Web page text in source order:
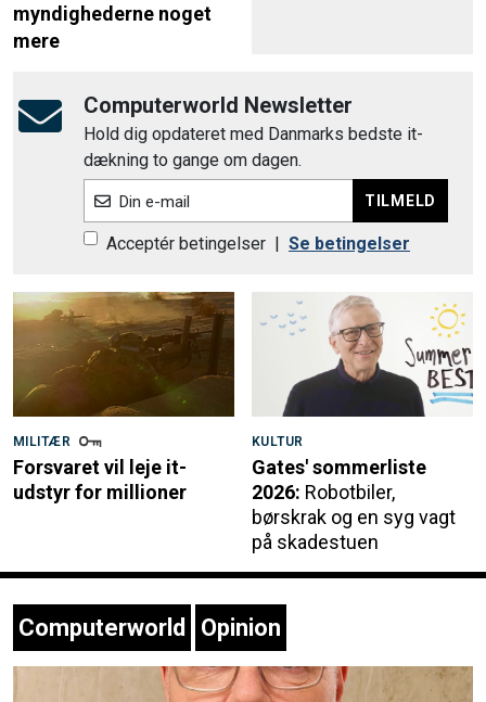
myndighederne noget
mere
Computerworld Newsletter
Hold dig opdateret med Danmarks bedste it-
dækning to gange om dagen.
Din e-mail TILMELD
Acceptér betingelser Se betingelser
MILITÆR
Forsvaret vil leje it-
udstyr for millioner
KULTUR
Gates' sommerliste
2026: Robotbiler,
børskrak og en syg vagt
på skadestuen
Computerworld Opinion